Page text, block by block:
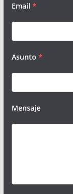
Email *
Asunto *
Mensaje